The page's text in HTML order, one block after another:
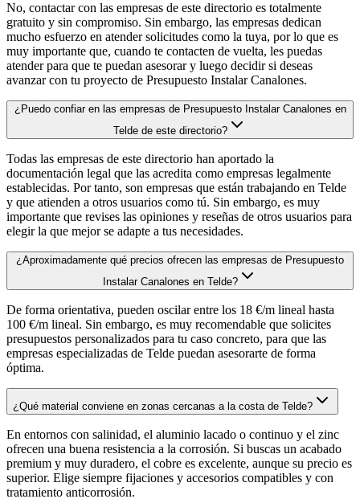
No, contactar con las empresas de este directorio es totalmente
gratuito y sin compromiso. Sin embargo, las empresas dedican
mucho esfuerzo en atender solicitudes como la tuya, por lo que es
muy importante que, cuando te contacten de vuelta, les puedas
atender para que te puedan asesorar y luego decidir si deseas
avanzar con tu proyecto de Presupuesto Instalar Canalones.
¿Puedo confiar en las empresas de Presupuesto Instalar Canalones en
Telde de este directorio?
Todas las empresas de este directorio han aportado la
documentación legal que las acredita como empresas legalmente
establecidas. Por tanto, son empresas que están trabajando en Telde
y que atienden a otros usuarios como tú. Sin embargo, es muy
importante que revises las opiniones y reseñas de otros usuarios para
elegir la que mejor se adapte a tus necesidades.
¿Aproximadamente qué precios ofrecen las empresas de Presupuesto
Instalar Canalones en Telde?
De forma orientativa, pueden oscilar entre los 18 €/m lineal hasta
100 €/m lineal. Sin embargo, es muy recomendable que solicites
presupuestos personalizados para tu caso concreto, para que las
empresas especializadas de Telde puedan asesorarte de forma
óptima.
¿Qué material conviene en zonas cercanas a la costa de Telde?
En entornos con salinidad, el aluminio lacado o continuo y el zinc
ofrecen una buena resistencia a la corrosión. Si buscas un acabado
premium y muy duradero, el cobre es excelente, aunque su precio es
superior. Elige siempre fijaciones y accesorios compatibles y con
tratamiento anticorrosión.